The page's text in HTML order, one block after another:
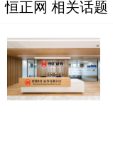
恒正网 相关话题